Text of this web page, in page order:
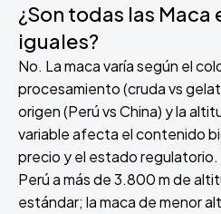
¿Son todas las Maca
iguales?
No. La maca varía según el
procesamiento (cruda vs
origen (Perú vs China) y la
variable afecta el contenido
precio y el estado regulatorio.
Perú a más de 3.800 m de
estándar; la maca de menor